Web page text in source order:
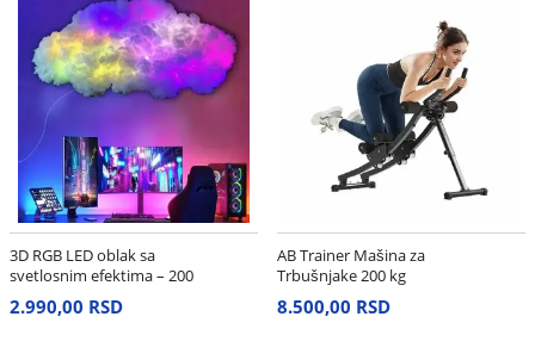
3D RGB LED oblak sa
svetlosnim efektima – 200
cm
2.990,00 RSD
AB Trainer Mašina za
Trbušnjake 200 kg
8.500,00 RSD